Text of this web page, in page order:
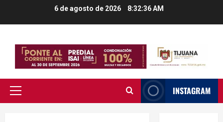
6 de agosto de 2026 8:32:37 AM
Menú
INSTAGRAM